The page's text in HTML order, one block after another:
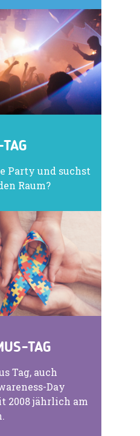
Party und suchst
Raum?
TAG
Tag, auch
Day
2008 jährlich am